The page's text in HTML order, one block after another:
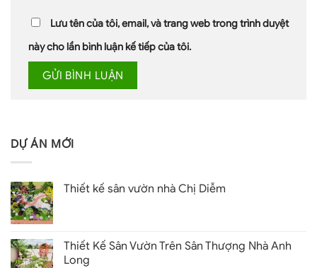
Lưu tên của tôi, email, và trang web trong trình duyệt
này cho lần bình luận kế tiếp của tôi.
DỰ ÁN MỚI
Thiết kế sân vườn nhà Chị Diễm
Thiết Kế Sân Vườn Trên Sân Thượng Nhà Anh
Long